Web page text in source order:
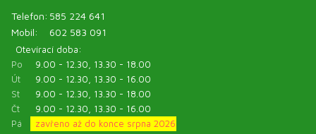
Telefon: 585 224 641
Mobil:
602 583 091
Otevírací doba:
Po
9.00 - 12.30, 13.30 - 18.00
Út
9.00 - 12.30, 13.30 - 16.00
St
9.00 - 12.30, 13.30 - 18.00
Čt
9.00 - 12.30, 13.30 - 16.00
Pá
zavřeno až do konce srpna 2026